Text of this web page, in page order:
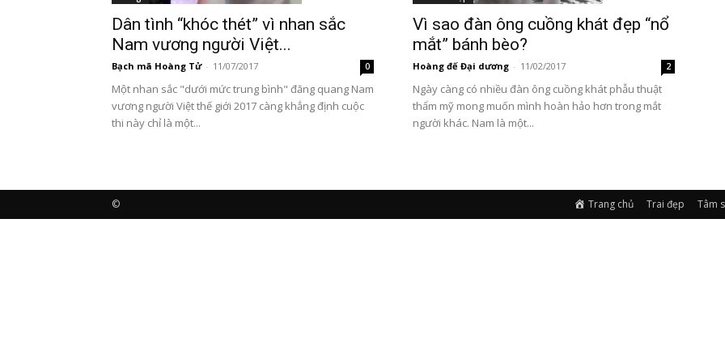
Dân tình “khóc thét” vì nhan sắc
Nam vương người Việt...
Bạch mã Hoàng Tử - 11/07/2017 0
Một nhan sắc "dưới mức trung bình" đăng quang Nam
vương người Việt thế giới 2017 càng khẳng định cuộc
thi này chỉ là một...
Vì sao đàn ông cuồng khát đẹp “nổ
mắt” bánh bèo?
Hoàng đế Đại dương - 11/02/2017 2
Ngày càng có nhiều đàn ông cuồng khát phẫu thuật
thẩm mỹ mong muốn mình hoàn hảo hơn trong mắt
người khác. Nam là một...
Trang chủ Trai đẹp Tâm
©